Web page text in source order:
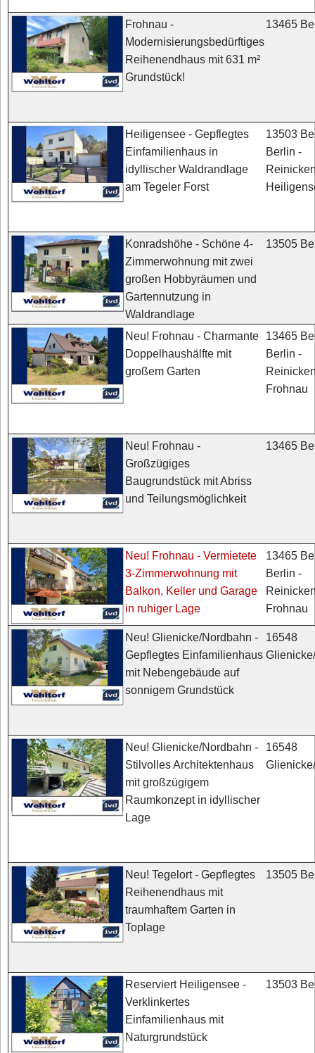
Frohnau -
Modernisierungsbedürftiges
Reihenendhaus mit 631 m²
Grundstück!
13465
Heiligensee - Gepflegtes
Einfamilienhaus in
idyllischer Waldrandlage
am Tegeler Forst
13503
Berlin -
Konradshöhe - Schöne 4-
Zimmerwohnung mit zwei
großen Hobbyräumen und
Gartennutzung in
Waldrandlage
13505
Neu! Frohnau - Charmante
Doppelhaushälfte mit
großem Garten
13465
Berlin -
Frohnau
Neu! Frohnau -
Großzügiges
Baugrundstück mit Abriss
und Teilungsmöglichkeit
13465
Neu! Frohnau - Vermietete
3-Zimmerwohnung mit
Balkon, Keller und Garage
in ruhiger Lage
13465
Berlin -
Frohnau
Neu! Glienicke/Nordbahn -
Gepflegtes Einfamilienhaus
mit Nebengebäude auf
sonnigem Grundstück
16548
Neu! Glienicke/Nordbahn -
Stilvolles Architektenhaus
mit großzügigem
Raumkonzept in idyllischer
Lage
16548
Neu! Tegelort - Gepflegtes
Reihenendhaus mit
traumhaftem Garten in
Toplage
13505
Reserviert Heiligensee -
Verklinkertes
Einfamilienhaus mit
Naturgrundstück
13503